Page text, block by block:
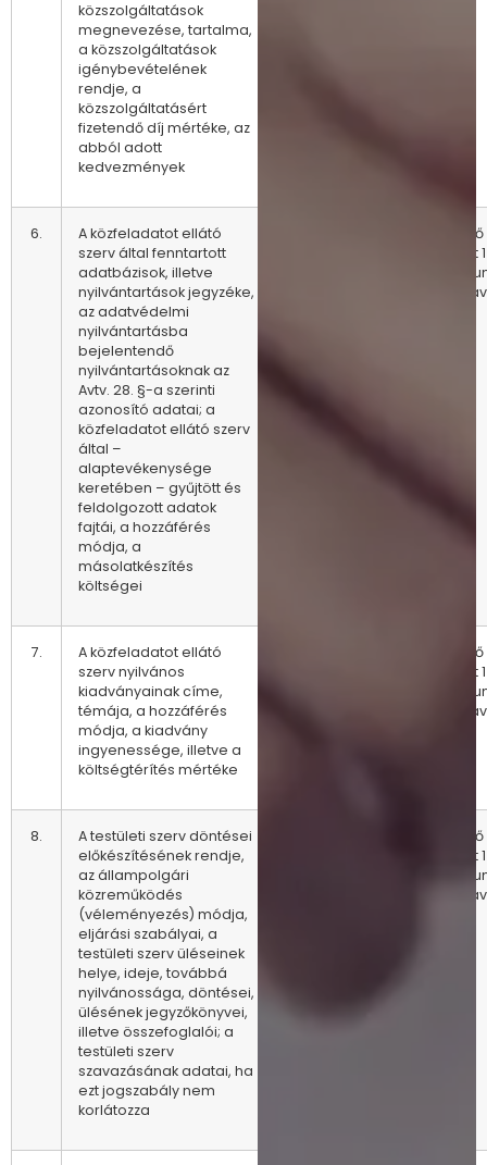
közszolgáltatások
megnevezése, tartalma,
a közszolgáltatások
igénybevételének
rendje, a
közszolgáltatásért
fizetendő díj mértéke, az
abból adott
kedvezmények
6.
A közfeladatot ellátó
szerv által fenntartott
adatbázisok, illetve
nyilvántartások jegyzéke,
az adatvédelmi
nyilvántartásba
bejelentendő
nyilvántartásoknak az
Avtv. 28. §-a szerinti
azonosító adatai; a
közfeladatot ellátó szerv
által –
alaptevékenysége
keretében – gyűjtött és
feldolgozott adatok
fajtái, a hozzáférés
módja, a
másolatkészítés
költségei
Az előző
állapot
7.
A közfeladatot ellátó
szerv nyilvános
kiadványainak címe,
témája, a hozzáférés
módja, a kiadvány
ingyenessége, illetve a
költségtérítés mértéke
Az előző
állapot
8.
A testületi szerv döntései
előkészítésének rendje,
az állampolgári
közreműködés
(véleményezés) módja,
eljárási szabályai, a
testületi szerv üléseinek
helye, ideje, továbbá
nyilvánossága, döntései,
ülésének jegyzőkönyvei,
illetve összefoglalói; a
testületi szerv
szavazásának adatai, ha
ezt jogszabály nem
korlátozza
Az előző
állapot